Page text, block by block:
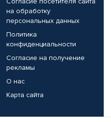
на обработку
персональных данных
Политика
конфиденциальности
Согласие на получение
рекламы
О нас
Карта сайта